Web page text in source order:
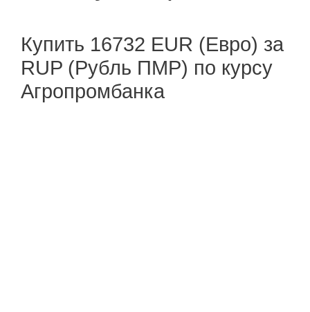
Купить 16732 EUR (Евро) за
RUP (Рубль ПМР) по курсу
Агропромбанка